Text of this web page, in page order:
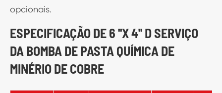
opcionais.
ESPECIFICAÇÃO DE 6 ''X 4'' D SERVIÇO
DA BOMBA DE PASTA QUÍMICA DE
MINÉRIO DE COBRE